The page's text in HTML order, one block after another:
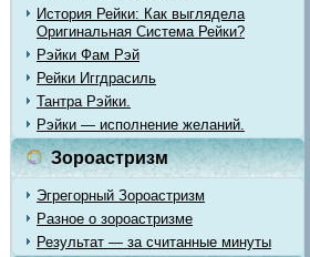
История Рейки: Как выглядела
Оригинальная Система Рейки?
Рэйки Фам Рэй
Рейки Иггдрасиль
Тантра Рэйки.
Рэйки — исполнение желаний.
Зороастризм
Эгрегорный Зороастризм
Разное о зороастризме
Результат — за считанные минуты